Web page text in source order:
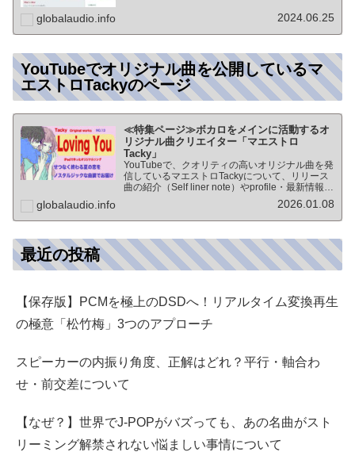
のTOPページになりますオーディオ情報全般の
globalaudio.info 2024.06.25
YouTubeでオリジナル曲を公開しているマ
エストロTackyのページ
≪特集ページ≫ボカロをメインに活動するオ
リジナル曲クリエイター「マエストロ
Tacky」
YouTubeで、クオリティの高いオリジナル曲を発
信しているマエストロTackyについて、リリース
曲の紹介（Self liner note）やprofile・最新情報な
ど★動画チャンネル登録100人突破記念作品の生
globalaudio.info 2026.01.08
最近の投稿
【保存版】PCMを極上のDSDへ！リアルタイム変換再生
の極意「松竹梅」3つのアプローチ
スピーカーの内振り角度、正解はどれ？平行・軸合わ
せ・前交差について
【なぜ？】世界でJ-POPがバズっても、あの名曲がスト
リーミング解禁されない悩ましい事情について